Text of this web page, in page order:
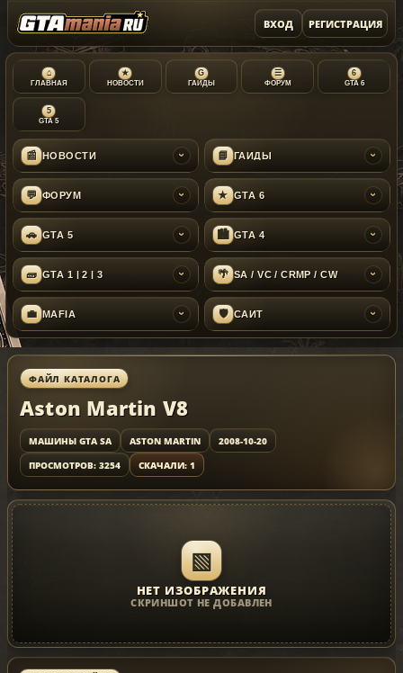
ВХОД РЕГИСТРАЦИЯ
⌂
ГЛАВНАЯ
★
НОВОСТИ
G
ГАЙДЫ
☰
ФОРУМ
6
GTA 6
5
GTA 5
📰 НОВОСТИ › 📘 ГАЙДЫ ›
💬 ФОРУМ › ★ GTA 6 ›
🚗 GTA 5 › 🏙 GTA 4 ›
🧱 GTA 1 | 2 | 3 › 🌴 SA / VC / CRMP / CW ›
💼 MAFIA › 🛡 САЙТ ›
ФАЙЛ КАТАЛОГА
Aston Martin V8
МАШИНЫ GTA SA ASTON MARTIN
2008-10-20
ПРОСМОТРОВ: 3254
СКАЧАЛИ: 1
▧
НЕТ ИЗОБРАЖЕНИЯ
СКРИНШОТ НЕ ДОБАВЛЕН